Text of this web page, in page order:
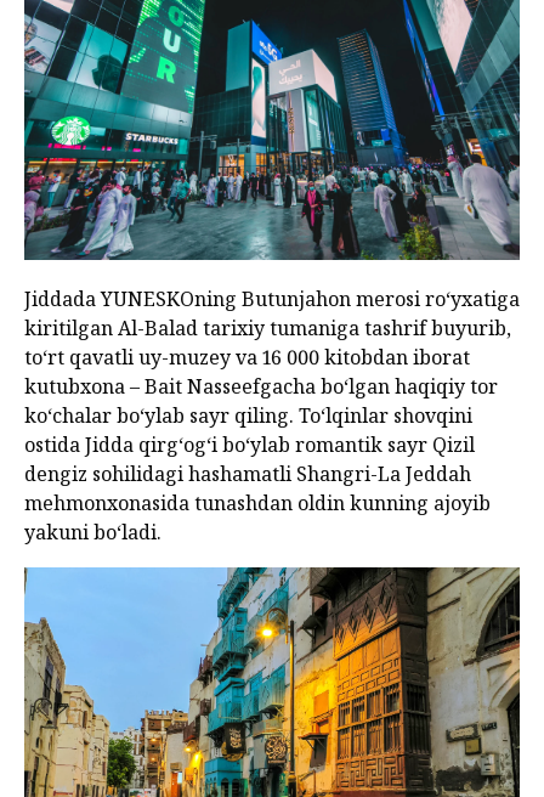
Jiddada YUNESKOning Butunjahon merosi ro‘yxatiga
kiritilgan Al-Balad tarixiy tumaniga tashrif buyurib,
to‘rt qavatli uy-muzey va 16 000 kitobdan iborat
kutubxona – Bait Nasseefgacha bo‘lgan haqiqiy tor
ko‘chalar bo‘ylab sayr qiling. To‘lqinlar shovqini
ostida Jidda qirg‘og‘i bo‘ylab romantik sayr Qizil
dengiz sohilidagi hashamatli Shangri-La Jeddah
mehmonxonasida tunashdan oldin kunning ajoyib
yakuni bo‘ladi.